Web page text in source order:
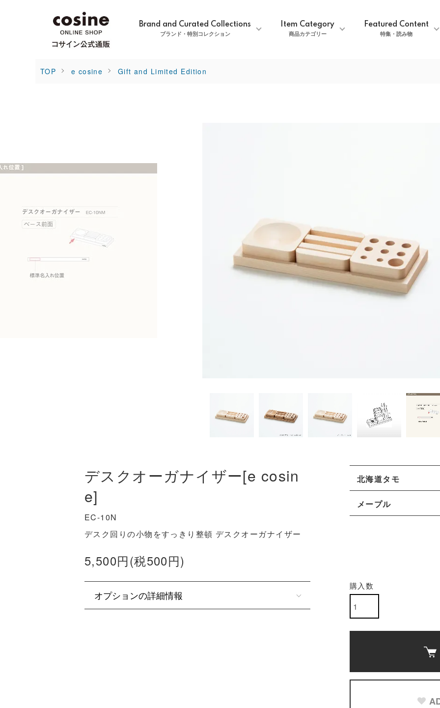
Brand and Curated Collections
ブランド・特別コレクション
Item Category
商品カテゴリー
Featured Content
特集・読み物
TOP e cosine Gift and Limited Edition
デスクオーガナイザー[e cosin
e]
EC-10N
デスク回りの小物をすっきり整頓 デスクオーガナイザー
5,500円(税500円)
オプションの詳細情報
北海道タモ
メープル
購入数